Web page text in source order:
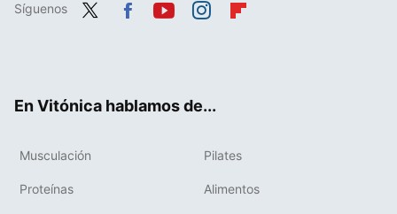
Síguenos
En Vitónica hablamos de...
Musculación Pilates
Proteínas Alimentos